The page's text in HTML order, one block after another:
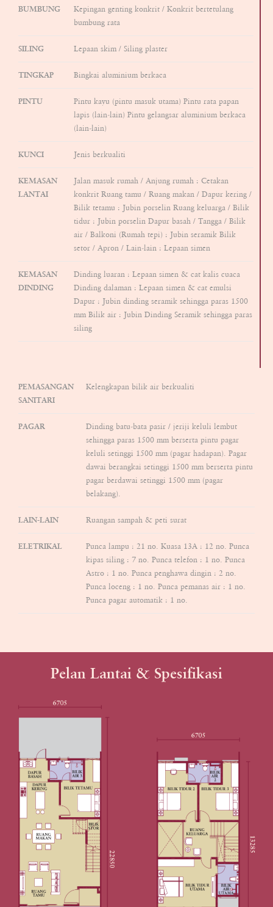
BUMBUNG
Kepingan genting konkrit / Konkrit bertetulang
bumbung rata
SILING Lepaan skim / Siling plaster
TINGKAP Bingkai aluminium berkaca
PINTU
Pintu kayu (pintu masuk utama) Pintu rata papan
lapis (lain-lain) Pintu gelangsar aluminium berkaca
(lain-lain)
KUNCI Jenis berkualiti
KEMASAN
LANTAI
Jalan masuk rumah / Anjung rumah : Cetakan
konkrit Ruang tamu / Ruang makan / Dapur kering /
Bilik tetamu : Jubin porselin Ruang keluarga / Bilik
tidur : Jubin porselin Dapur basah / Tangga / Bilik
air / Balkoni (Rumah tepi) : Jubin seramik Bilik
setor / Apron / Lain-lain : Lepaan simen
KEMASAN
DINDING
Dinding luaran : Lepaan simen & cat kalis cuaca
Dinding dalaman : Lepaan simen & cat emulsi
Dapur : Jubin dinding seramik sehingga paras 1500
mm Bilik air : Jubin Dinding Seramik sehingga paras
siling
PEMASANGAN
SANITARI
Kelengkapan bilik air berkualiti
PAGAR
Dinding batu-bata pasir / jeriji keluli lembut
sehingga paras 1500 mm berserta pintu pagar
keluli setinggi 1500 mm (pagar hadapan). Pagar
dawai berangkai setinggi 1500 mm berserta pintu
pagar berdawai setinggi 1500 mm (pagar
belakang).
LAIN-LAIN Ruangan sampah & peti surat
ELETRIKAL
Punca lampu : 21 no. Kuasa 13A : 12 no. Punca
kipas siling : 7 no. Punca telefon : 1 no. Punca
Astro : 1 no. Punca penghawa dingin : 2 no.
Punca loceng : 1 no. Punca pemanas air : 1 no.
Punca pagar automatik : 1 no.
Pelan Lantai & Spesifikasi